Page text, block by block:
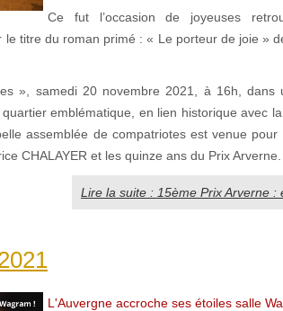
Ce fut l’occasion de joyeuses
le titre du roman primé : « Le porteur de joie »
», samedi 20 novembre 2021, à 16h, dans
emblématique, en lien historique avec
assemblée de compatriotes est venue
CHALAYER et les quinze ans du Prix Arverne.
Lire la suite : 15ème Prix Arverne :
L'Auvergne accroche ses étoiles salle